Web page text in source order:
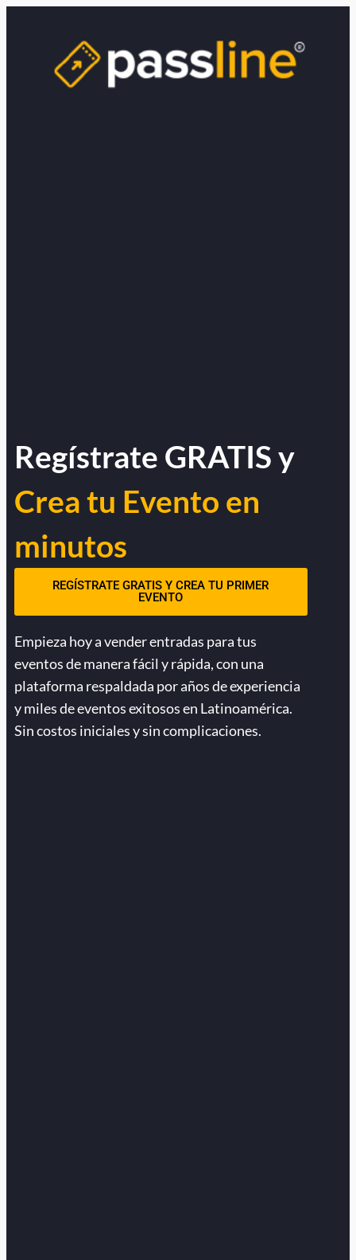
Regístrate GRATIS y
Crea tu Evento en
minutos
REGÍSTRATE GRATIS Y CREA TU PRIMER
EVENTO
Empieza hoy a vender entradas para tus
eventos de manera fácil y rápida, con una
plataforma respaldada por años de experiencia
y miles de eventos exitosos en Latinoamérica.
Sin costos iniciales y sin complicaciones.